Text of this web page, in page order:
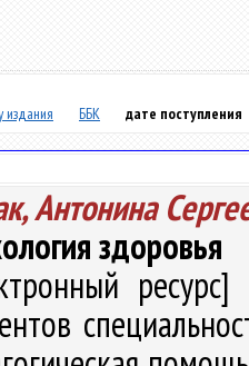
издания ББК дате поступления
Антонина
здоровья